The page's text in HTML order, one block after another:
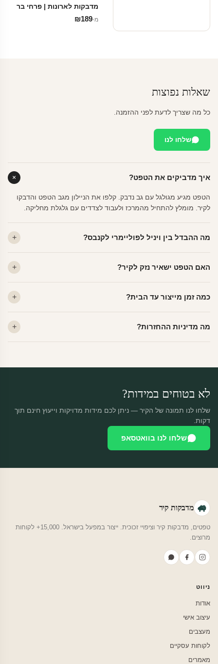
מדבקות לארונות | פרחי בר
מ‑ ₪189
שאלות נפוצות
כל מה שצריך לדעת לפני ההזמנה.
שלחו לנו
איך מדביקים את הטפט?
הטפט מגיע מגולגל עם גב נדבק. קלפו את הניילון מגב הטפט והדבקו
לקיר. מומלץ להתחיל מהמרכז ולעבוד לצדדים עם גלגלת מחליקה.
מה ההבדל בין ויניל לפוליימרי לקנבס?
פרמיום. קנבס — בד אמנותי יוקרתי, מט.
האם הטפט ישאיר נזק לקיר?
מתאים לקיר מטויח, גבס, קרמיקה וזכוכית.
כמה זמן מייצור עד הבית?
יוצאות באותו יום.
מה מדיניות ההחזרות?
לא בטוחים במידות?
שלחו לנו תמונה של הקיר — ניתן לכם מידות מדויקות וייעוץ חינם תוך
דקות.
שלחו לנו בוואטסאפ
מדבקות קיר
טפטים, מדבקות קיר וציפויי זכוכית. ייצור במפעל בישראל. 15,000+ לקוחות
מרוצים.
ניווט
אודות
עיצוב אישי
מעצבים
לקוחות עסקיים
מאמרים